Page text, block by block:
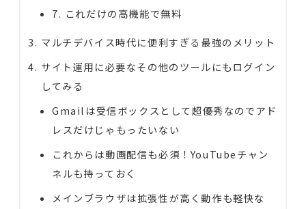
7. これだけの高機能で無料
マルチデバイス時代に便利すぎる最強のメリット
サイト運用に必要なその他のツールにもログイン
してみる
Gmailは受信ボックスとして超優秀なのでアド
レスだけじゃもったいない
これからは動画配信も必須！YouTubeチャン
ネルも持っておく
メインブラウザは拡張性が高く動作も軽快な